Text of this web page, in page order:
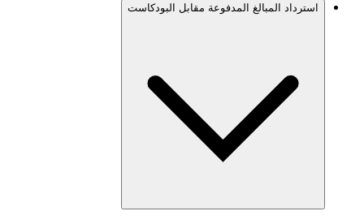
استرداد المبالغ المدفوعة مقابل البودكاست